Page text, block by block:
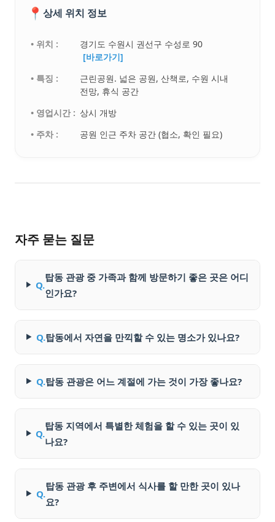
📍 상세 위치 정보
• 위치 :
경기도 수원시 권선구 수성로 90
[바로가기]
• 특징 :
근린공원. 넓은 공원, 산책로, 수원 시내
전망, 휴식 공간
• 영업시간 : 상시 개방
• 주차 :
공원 인근 주차 공간 (협소, 확인 필요)
자주 묻는 질문
Q.
탑동 관광 중 가족과 함께 방문하기 좋은 곳은 어디
인가요?
Q.탑동에서 자연을 만끽할 수 있는 명소가 있나요?
Q.탑동 관광은 어느 계절에 가는 것이 가장 좋나요?
Q.
탑동 지역에서 특별한 체험을 할 수 있는 곳이 있
나요?
Q.
탑동 관광 후 주변에서 식사를 할 만한 곳이 있나
요?